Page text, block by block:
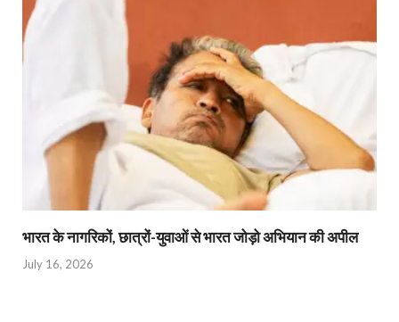
भारत के नागरिकों, छात्रों-युवाओं से भारत जोड़ो अभियान की अपील
July 16, 2026